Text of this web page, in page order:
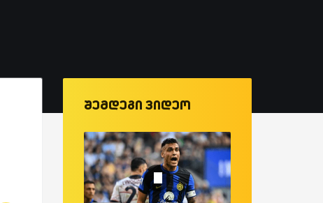
შემდეგი ვიდეო